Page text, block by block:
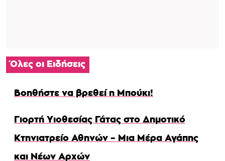
Όλες οι Ειδήσεις
Βοηθήστε να βρεθεί η Μπούκι!
Γιορτή Υιοθεσίας Γάτας στο Δημοτικό
Κτηνιατρείο Αθηνών – Μια Μέρα Αγάπης
και Νέων Αρχών